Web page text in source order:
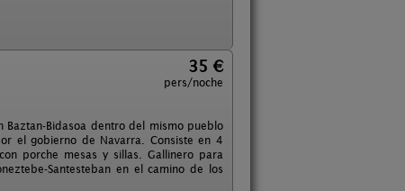
35 €
pers/noche
Baztan-Bidasoa dentro del mismo pueblo
el gobierno de Navarra. Consiste en 4
porche mesas y sillas. Gallinero para
Santesteban en el camino de los